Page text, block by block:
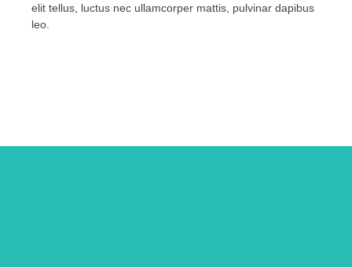
elit tellus, luctus nec ullamcorper mattis, pulvinar dapibus
leo.